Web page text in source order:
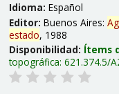
Idioma: Español
Editor: Buenos Aires:
estado, 1988
Disponibilidad: Ítems
topográfica: 621.374.5/